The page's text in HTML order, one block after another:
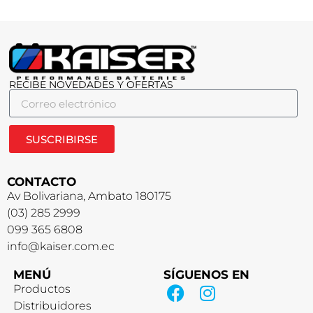
RECIBE NOVEDADES Y OFERTAS
SUSCRIBIRSE
CONTACTO
Av Bolivariana, Ambato 180175
(03) 285 2999
099 365 6808
info@kaiser.com.ec
MENÚ
Productos
Distribuidores
SÍGUENOS EN